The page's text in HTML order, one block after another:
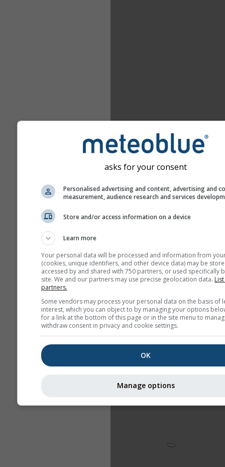
asks for your consent
Personalised advertising and content, advertising and
measurement, audience research and services
Store and/or access information on a device
Learn more
Your personal data will be processed and information from
(cookies, unique identifiers, and other device data) may be
accessed by and shared with 750 partners, or used specifically
site. We and our partners may use precise geolocation data.
partners.
Some vendors may process your personal data on the basis of
interest, which you can object to by managing your options
for a link at the bottom of this page or in the site menu to
withdraw consent in privacy and cookie settings.
OK
Manage options